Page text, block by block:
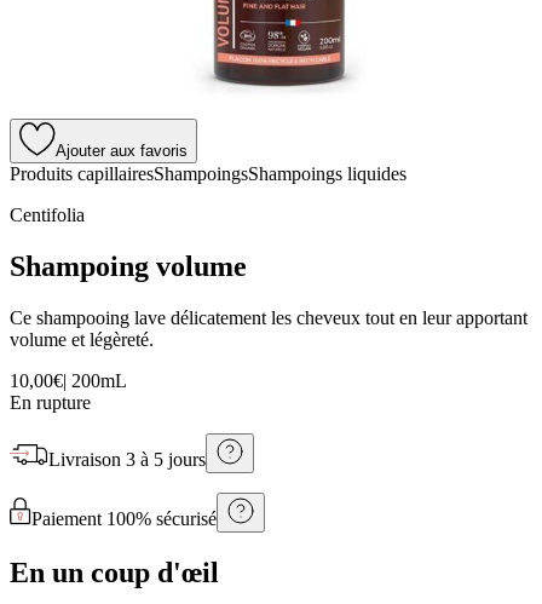
Ajouter aux favoris
Produits capillairesShampoingsShampoings liquides
Centifolia
Shampoing volume
Ce shampooing lave délicatement les cheveux tout en leur apportant
volume et légèreté.
10,00€| 200mL
En rupture
Livraison 3 à 5 jours
Paiement 100% sécurisé
En un coup d'œil